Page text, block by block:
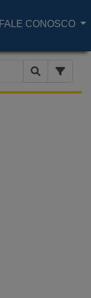
FALE CONOSCO